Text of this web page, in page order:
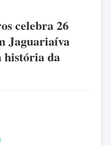
celebra 26
Jaguariaíva
história da